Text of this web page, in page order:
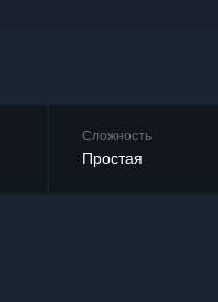
Сложность
Простая